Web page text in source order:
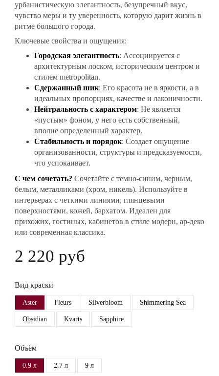
урбанистическую элегантность, безупречный вкус,
чувство меры и ту уверенность, которую дарит жизнь в
ритме большого города.
Ключевые свойства и ощущения:
Городская элегантность: Ассоциируется с
архитектурным лоском, историческим центром и
стилем metropolitan.
Сдержанный шик: Его красота не в яркости, а в
идеальных пропорциях, качестве и лаконичности.
Нейтральность с характером: Не является
«пустым» фоном, у него есть собственный,
вполне определенный характер.
Стабильность и порядок: Создает ощущение
организованности, структуры и предсказуемости,
что успокаивает.
С чем сочетать? Сочетайте с темно-синим, черным,
белым, металликами (хром, никель). Используйте в
интерьерах с четкими линиями, глянцевыми
поверхностями, кожей, бархатом. Идеален для
прихожих, гостиных, кабинетов в стиле модерн, ар-деко
или современная классика.
2 220 руб
Вид краски
Aster Fleurs Silverbloom Shimmering Sea
Obsidian Kvarts Sapphire
Объём
0.9 л 2.7 л 9 л